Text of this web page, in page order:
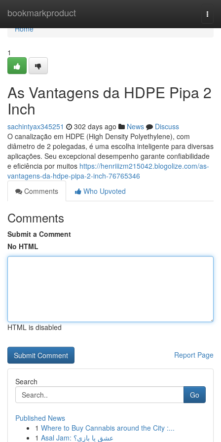
bookmarkproduct
Home
Home
1
As Vantagens da HDPE Pipa 2
Inch
sachintyax345251 302 days ago News
Discuss
O canalização em HDPE (High Density Polyethylene), com
diâmetro de 2 polegadas, é uma escolha inteligente para diversas
aplicações. Seu excepcional desempenho garante confiabilidade
e eficiência por muitos https://henriiizm215042.blogolize.com/as-
vantagens-da-hdpe-pipa-2-inch-76765346
Comments
Who Upvoted
Comments
Submit a Comment
No HTML
HTML is disabled
Report Page
Search
Go
Published News
1 Where to Buy Cannabis around the City :...
1
Asal Jam: عشق یا بازی؟